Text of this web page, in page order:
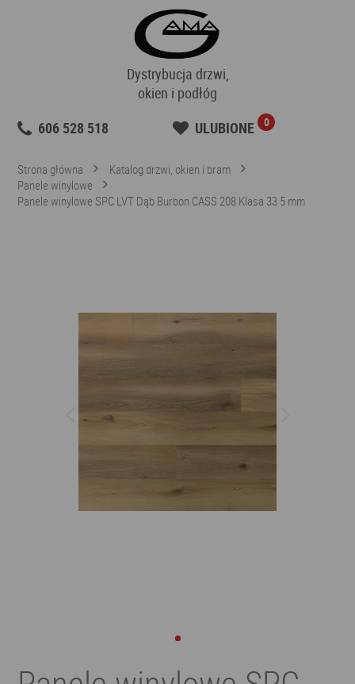
Dystrybucja drzwi,
okien i podłóg
606 528 518
ULUBIONE 0
Strona główna
Katalog drzwi, okien i bram
Panele winylowe
Panele winylowe SPC LVT Dąb Burbon CASS 208 Klasa 33 5 mm